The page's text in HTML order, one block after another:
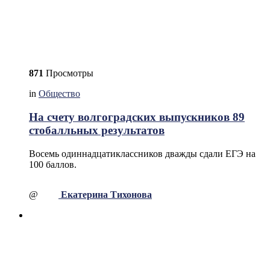
871 Просмотры
in Общество
На счету волгоградских выпускников 89
стобалльных результатов
Восемь одиннадцатиклассников дважды сдали ЕГЭ на
100 баллов.
@ Екатерина Тихонова